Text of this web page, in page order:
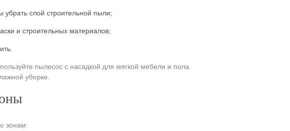
убрать слой строительной пыли;
и строительных материалов;
пылесос с насадкой для мягкой мебели и пола
уборке.
зонам: